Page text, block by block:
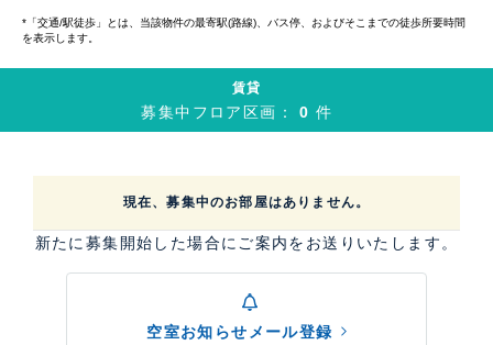
*「交通/駅徒歩」とは、当該物件の最寄駅(路線)、バス停、およびそこまでの徒歩所要時間
を表示します。
賃貸
募集中フロア区画：0件
現在、募集中のお部屋はありません。
新たに募集開始した場合にご案内をお送りいたします。
空室お知らせメール登録